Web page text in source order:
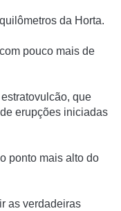
da Horta.
pouco mais de
que
erupções iniciadas
ponto mais alto do
as verdadeiras